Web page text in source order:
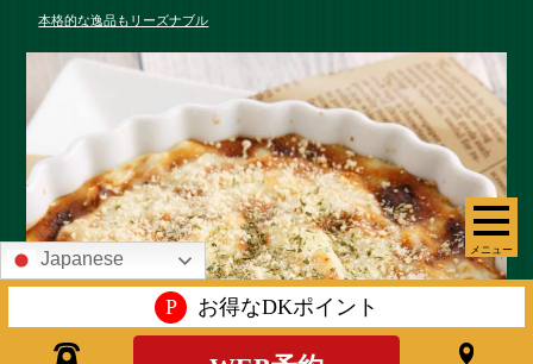
メニュー
本格的な逸品もリーズナブル
Japanese
P お得なDKポイント